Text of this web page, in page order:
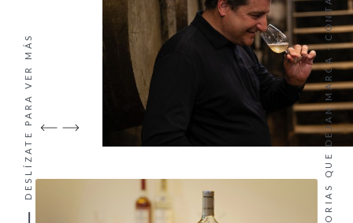
DESLÍZATE PARA VER MÁS